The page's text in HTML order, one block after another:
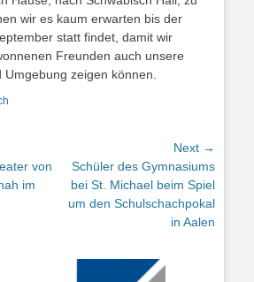
wir es kaum erwarten bis der
statt findet, damit wir
Freunden auch unsere
Umgebung zeigen können.
von
im
Next →
Next
post:
Schüler des Gymnasiums
bei St. Michael beim Spiel
um den Schulschachpokal
in Aalen